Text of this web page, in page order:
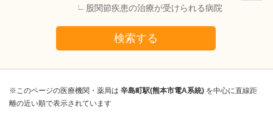
股関節疾患の治療が受けられる病院
検索する
※このページの医療機関・薬局は 辛島町駅(熊本市電A系統) を中心に直線距
離の近い順で表示されています